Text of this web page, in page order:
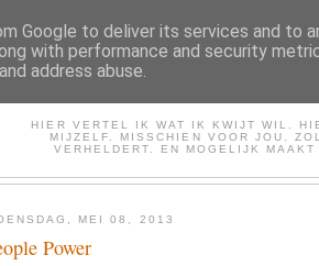
HIER VERTEL IK WAT IK KWIJT WIL.
MIJZELF. MISSCHIEN VOOR JOU.
VERHELDERT. EN MOGELIJK
MEI 08, 2013
Power
Google to deliver its services and to
with performance and security
address abuse.